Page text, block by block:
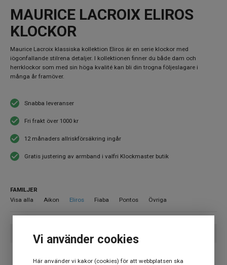
Vi använder cookies
Här använder vi kakor (cookies) för att webbplatsen ska
MAURICE LACROIX ELIROS
KLOCKOR
Maurice Lacroix klassiska kollektion Eliros är en serie klockor med
iögonfallande stilrena detaljer. I kollektionen finner du både dam och
herrklockor som med sin höga kvalité kan bli din trogna följeslagare i
många år framöver.
Snabba leveranser
Fri frakt över 1000 kr
12 månaders allriskförsäkring ingår
Gratis justering av armband i valfri Klockmaster butik
FAMILJER
Visa alla
Aikon Eliros Fiaba Pontos Övriga